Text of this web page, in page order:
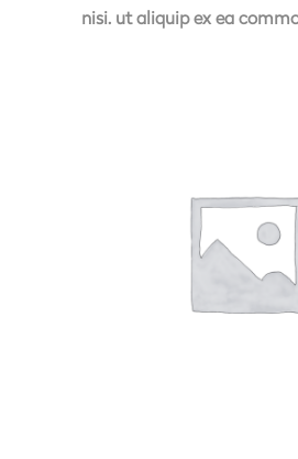
nisi. ut aliquip ex ea